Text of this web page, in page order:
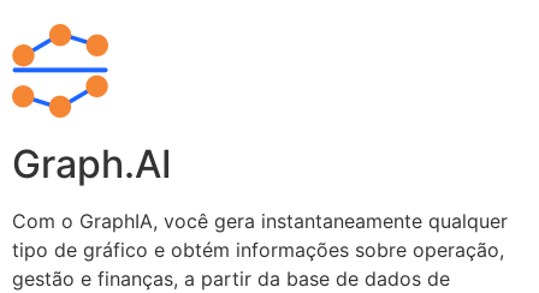
Graph.AI
Com o GraphIA, você gera instantaneamente qualquer
tipo de gráfico e obtém informações sobre operação,
gestão e finanças, a partir da base de dados de